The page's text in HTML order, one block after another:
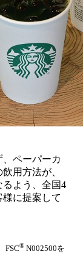
ペーパーカ
用方法が、
よう、全国4
に提案して
FSC® N002500を